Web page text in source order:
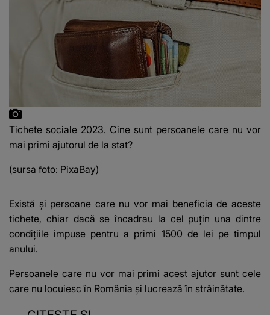
Tichete sociale 2023. Cine sunt persoanele care nu vor
mai primi ajutorul de la stat?
(sursa foto: PixaBay)
Există și persoane care nu vor mai beneficia de aceste
tichete, chiar dacă se încadrau la cel puțin una dintre
condițiile impuse pentru a primi 1500 de lei pe timpul
anului.
Persoanele care nu vor mai primi acest ajutor sunt cele
care nu locuiesc în România și lucrează în străinătate.